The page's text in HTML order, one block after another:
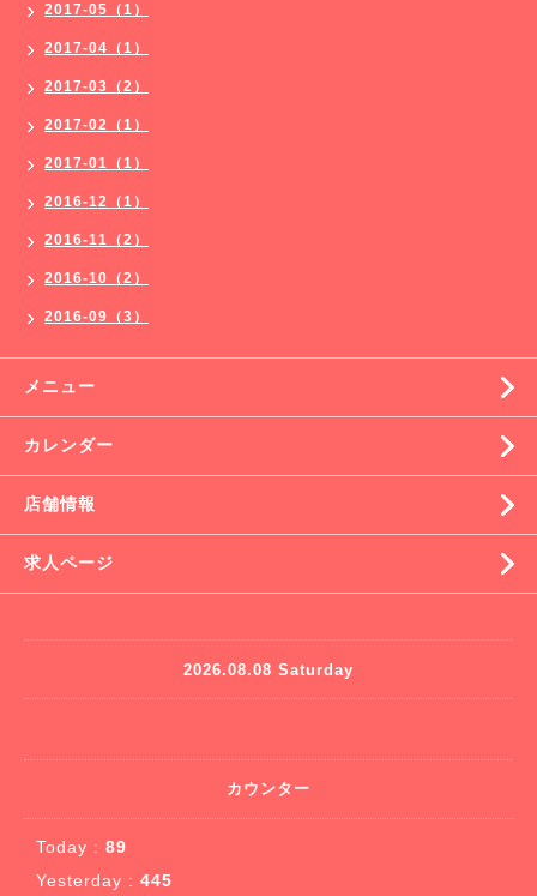
2017-05（1）
2017-04（1）
2017-03（2）
2017-02（1）
2017-01（1）
2016-12（1）
2016-11（2）
2016-10（2）
2016-09（3）
メニュー
カレンダー
店舗情報
求人ページ
2026.08.08 Saturday
カウンター
Today : 89
Yesterday : 445